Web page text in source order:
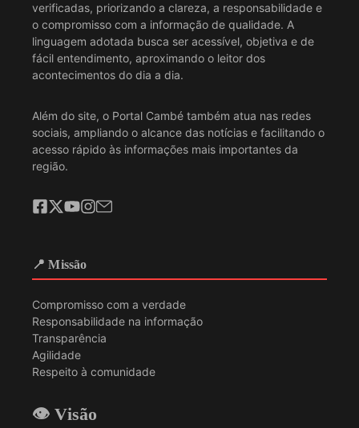
verificadas, priorizando a clareza, a responsabilidade e
o compromisso com a informação de qualidade. A
linguagem adotada busca ser acessível, objetiva e de
fácil entendimento, aproximando o leitor dos
acontecimentos do dia a dia.
Além do site, o Portal Cambé também atua nas redes
sociais, ampliando o alcance das notícias e facilitando o
acesso rápido às informações mais importantes da
região.
📍 Missão
Compromisso com a verdade
Responsabilidade na informação
Transparência
Agilidade
Respeito à comunidade
👁️ Visão